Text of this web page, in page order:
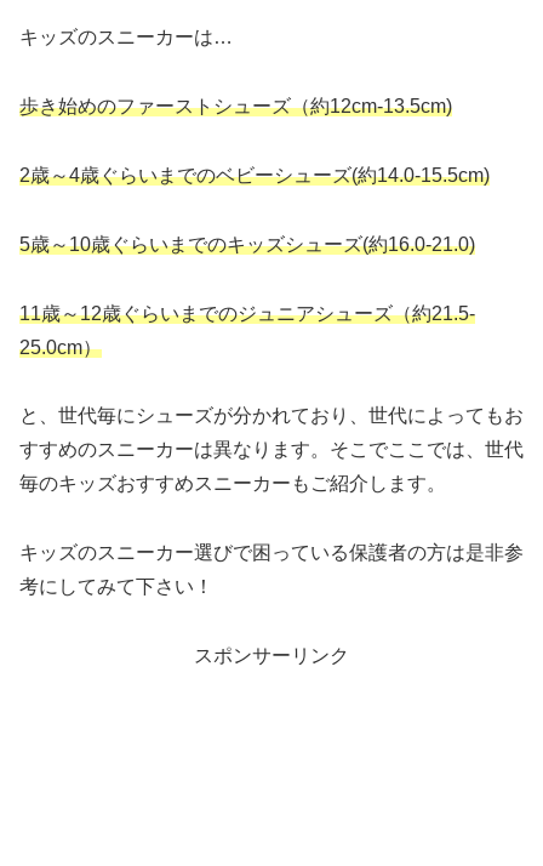
キッズのスニーカーは…
歩き始めのファーストシューズ（約12cm-13.5cm)
2歳～4歳ぐらいまでのベビーシューズ(約14.0-15.5cm)
5歳～10歳ぐらいまでのキッズシューズ(約16.0-21.0)
11歳～12歳ぐらいまでのジュニアシューズ（約21.5-
25.0cm）
と、世代毎にシューズが分かれており、世代によってもお
すすめのスニーカーは異なります。そこでここでは、世代
毎のキッズおすすめスニーカーもご紹介します。
キッズのスニーカー選びで困っている保護者の方は是非参
考にしてみて下さい！
スポンサーリンク